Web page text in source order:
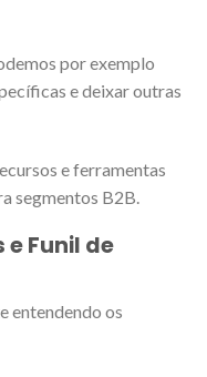
por exemplo
e deixar outras
e ferramentas
segmentos B2B.
Funil de
entendendo os